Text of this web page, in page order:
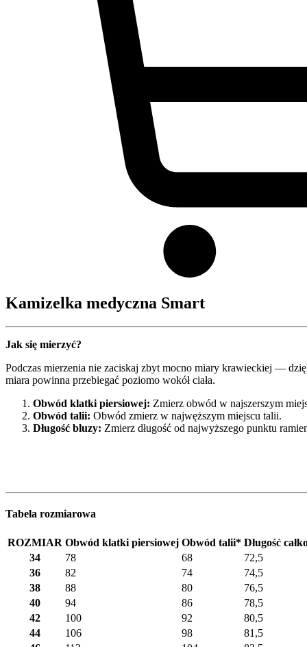
Kamizelka medyczna Smart
Jak się mierzyć?
Podczas mierzenia nie zaciskaj zbyt mocno miary krawieckiej —
miara powinna przebiegać poziomo wokół ciała.
Obwód klatki piersiowej: Zmierz obwód w najszerszym
Obwód talii: Obwód zmierz w najwęższym miejscu talii.
Długość bluzy: Zmierz długość od najwyższego punktu
Tabela rozmiarowa
ROZMIAR Obwód klatki piersiowej Obwód talii* Długość
34
78 68
72,5
36
82 74
74,5
38
88 80
76,5
40
94 86
78,5
42
100 92
80,5
44
106 98
81,5